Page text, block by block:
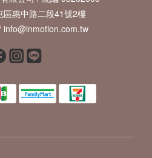
區惠中路二段41號2樓